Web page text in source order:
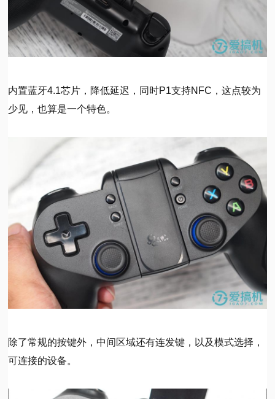
内置蓝牙4.1芯片，降低延迟，同时P1支持NFC，这点较为
少见，也算是一个特色。
除了常规的按键外，中间区域还有连发键，以及模式选择，
可连接的设备。